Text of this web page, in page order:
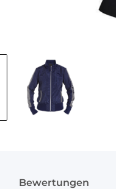
Bewertungen